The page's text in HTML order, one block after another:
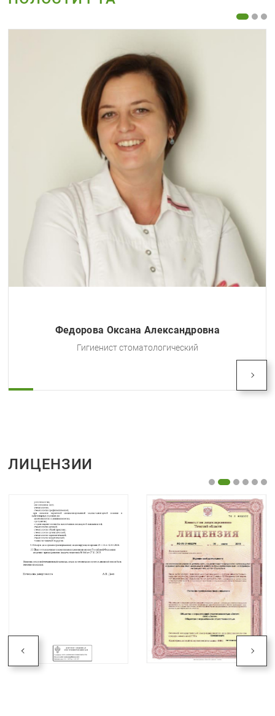
Тарасова Ольга Наумовна
Гигиенист стоматологический
ЛИЦЕНЗИИ